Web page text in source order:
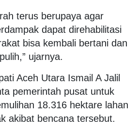
terus berupaya agar
dapat direhabilitasi
bisa kembali bertani dan
ujarnya.
Aceh Utara Ismail A Jalil
pemerintah pusat untuk
18.316 hektare lahan
akibat bencana tersebut.